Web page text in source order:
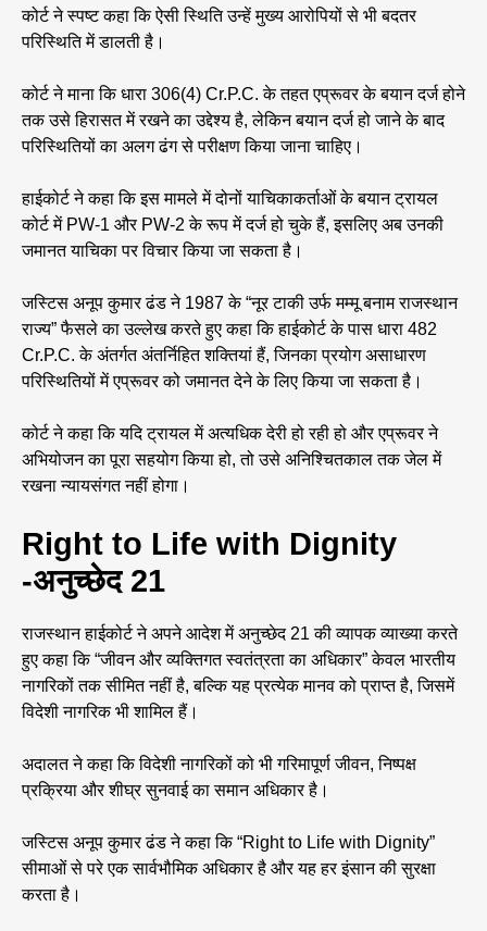
कोर्ट ने स्पष्ट कहा कि ऐसी स्थिति उन्हें मुख्य आरोपियों से भी बदतर
परिस्थिति में डालती है।
कोर्ट ने माना कि धारा 306(4) Cr.P.C. के तहत एप्रूवर के बयान दर्ज होने
तक उसे हिरासत में रखने का उद्देश्य है, लेकिन बयान दर्ज हो जाने के बाद
परिस्थितियों का अलग ढंग से परीक्षण किया जाना चाहिए।
हाईकोर्ट ने कहा कि इस मामले में दोनों याचिकाकर्ताओं के बयान ट्रायल
कोर्ट में PW-1 और PW-2 के रूप में दर्ज हो चुके हैं, इसलिए अब उनकी
जमानत याचिका पर विचार किया जा सकता है।
जस्टिस अनूप कुमार ढंड ने 1987 के “नूर टाकी उर्फ मम्मू बनाम राजस्थान
राज्य” फैसले का उल्लेख करते हुए कहा कि हाईकोर्ट के पास धारा 482
Cr.P.C. के अंतर्गत अंतर्निहित शक्तियां हैं, जिनका प्रयोग असाधारण
परिस्थितियों में एप्रूवर को जमानत देने के लिए किया जा सकता है।
कोर्ट ने कहा कि यदि ट्रायल में अत्यधिक देरी हो रही हो और एप्रूवर ने
अभियोजन का पूरा सहयोग किया हो, तो उसे अनिश्चितकाल तक जेल में
रखना न्यायसंगत नहीं होगा।
Right to Life with Dignity
-अनुच्छेद 21
राजस्थान हाईकोर्ट ने अपने आदेश में अनुच्छेद 21 की व्यापक व्याख्या करते
हुए कहा कि “जीवन और व्यक्तिगत स्वतंत्रता का अधिकार” केवल भारतीय
नागरिकों तक सीमित नहीं है, बल्कि यह प्रत्येक मानव को प्राप्त है, जिसमें
विदेशी नागरिक भी शामिल हैं।
अदालत ने कहा कि विदेशी नागरिकों को भी गरिमापूर्ण जीवन, निष्पक्ष
प्रक्रिया और शीघ्र सुनवाई का समान अधिकार है।
जस्टिस अनूप कुमार ढंड ने कहा कि “Right to Life with Dignity”
सीमाओं से परे एक सार्वभौमिक अधिकार है और यह हर इंसान की सुरक्षा
करता है।